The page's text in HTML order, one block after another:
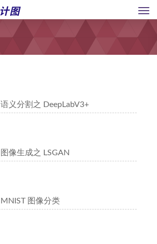
语义分割之 DeepLabV3+
图像生成之 LSGAN
MNIST 图像分类